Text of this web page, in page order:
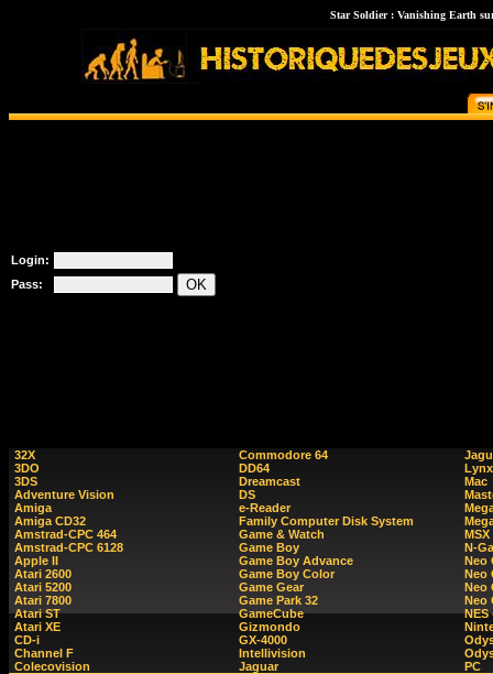
Star Soldier : Vanishing Earth
Login:
Pass:
32X
3DO
3DS
Adventure Vision
Amiga
Amiga CD32
Amstrad-CPC 464
Amstrad-CPC 6128
Apple II
Atari 2600
Atari 5200
Atari 7800
Atari ST
Atari XE
CD-i
Channel F
Colecovision
Commodore 64
DD64
Dreamcast
DS
e-Reader
Family Computer Disk System
Game & Watch
Game Boy
Game Boy Advance
Game Boy Color
Game Gear
Game Park 32
GameCube
Gizmondo
GX-4000
Intellivision
Jaguar
Lynx
Mac
MSX
N-
Neo
Neo
Neo
Neo
NES
PC